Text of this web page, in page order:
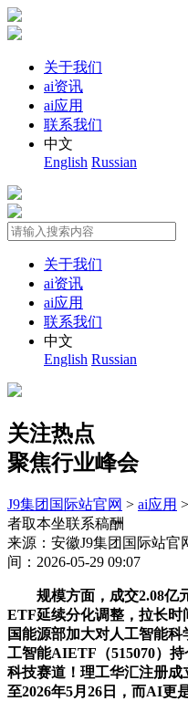
关于我们
ai资讯
ai应用
联系我们
中文
English Russian
关于我们
ai资讯
ai应用
联系我们
中文
English Russian
关注热点
聚焦行业峰会
J9集团国际站官网 > ai应用 >
者取本坐联系稿酬
来源：安徽J9集团国际站官
间：2026-05-29 09:07
规模方面，成交2.08亿
ETF延续分化调整，拉长
国能源部加大对人工智能
工智能AIETF（515070）
科技赛道！理工华汇注册成
至2026年5月26日，而AI更